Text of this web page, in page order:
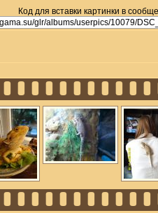
Код для вставки картинки в